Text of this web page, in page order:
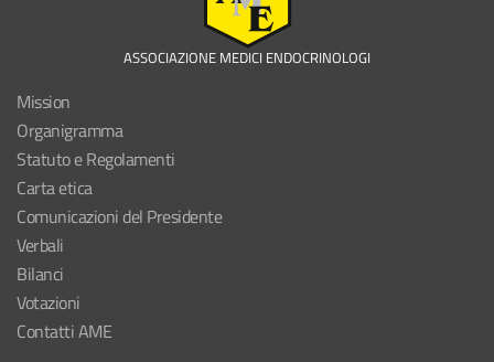
ASSOCIAZIONE MEDICI ENDOCRINOLOGI
Mission
Organigramma
Statuto e Regolamenti
Carta etica
Comunicazioni del Presidente
Verbali
Bilanci
Votazioni
Contatti AME